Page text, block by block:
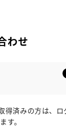
わせ
得済みの方は、
す。